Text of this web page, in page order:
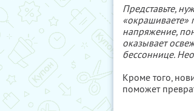
Представьте,
«окрашиваете»
напряжение,
оказывает
бессоннице.
Кроме того,
поможет